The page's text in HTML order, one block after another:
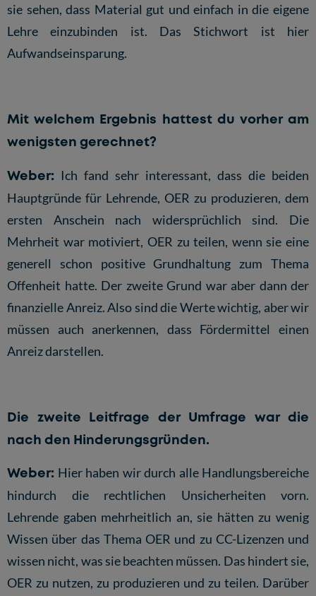
sie sehen, dass Material gut und einfach in die eigene
Lehre einzubinden ist. Das Stichwort ist hier
Aufwandseinsparung.
Mit welchem Ergebnis hattest du vorher am
wenigsten gerechnet?
Weber: Ich fand sehr interessant, dass die beiden
Hauptgründe für Lehrende, OER zu produzieren, dem
ersten Anschein nach widersprüchlich sind. Die
Mehrheit war motiviert, OER zu teilen, wenn sie eine
generell schon positive Grundhaltung zum Thema
Offenheit hatte. Der zweite Grund war aber dann der
finanzielle Anreiz. Also sind die Werte wichtig, aber wir
müssen auch anerkennen, dass Fördermittel einen
Anreiz darstellen.
Die zweite Leitfrage der Umfrage war die
nach den Hinderungsgründen.
Weber: Hier haben wir durch alle Handlungsbereiche
hindurch die rechtlichen Unsicherheiten vorn.
Lehrende gaben mehrheitlich an, sie hätten zu wenig
Wissen über das Thema OER und zu CC-Lizenzen und
wissen nicht, was sie beachten müssen. Das hindert sie,
OER zu nutzen, zu produzieren und zu teilen. Darüber